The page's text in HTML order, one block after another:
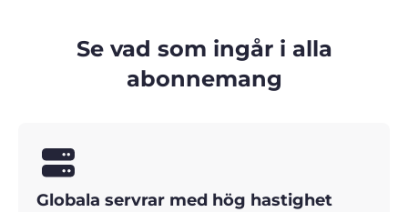
Se vad som ingår i alla
abonnemang
Globala servrar med hög hastighet